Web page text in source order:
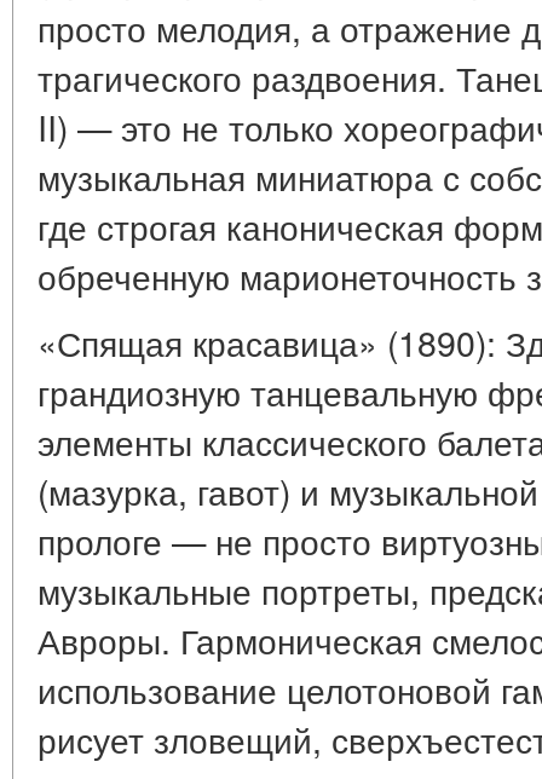
просто мелодия, а отражение
трагического раздвоения.
II) — это не только
музыкальная миниатюра с
где строгая каноническая
обреченную марионеточность
«Спящая красавица» (1890):
грандиозную танцевальную
элементы классического
(мазурка, гавот) и
прологе — не просто
музыкальные портреты,
Авроры. Гармоническая
использование целотоновой
рисует зловещий,